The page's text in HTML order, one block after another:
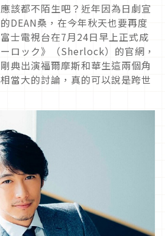
該都不陌生吧？近年因為日劇宣
DEAN桑，在今年秋天也要再度
士電視台在7月24日早上正式成
ロック》（Sherlock）的官網，
典出演福爾摩斯和華生這兩個角
當大的討論，真的可以說是跨世